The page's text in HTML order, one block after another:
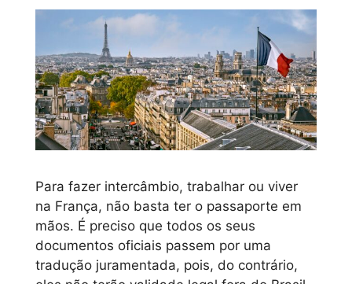
Para fazer intercâmbio, trabalhar ou viver
na França, não basta ter o passaporte em
mãos. É preciso que todos os seus
documentos oficiais passem por uma
tradução juramentada, pois, do contrário,